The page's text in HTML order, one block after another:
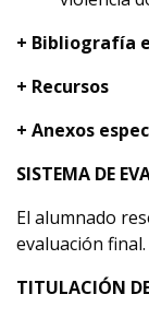
+ Bibliografía
+ Recursos
+ Anexos
SISTEMA DE
El alumnado
evaluación final.
TITULACIÓN